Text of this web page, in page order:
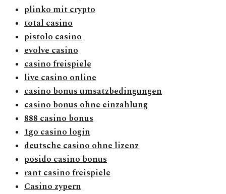
plinko mit crypto
total casino
pistolo casino
evolve casino
casino freispiele
live casino online
casino bonus umsatzbedingungen
casino bonus ohne einzahlung
888 casino bonus
1go casino login
deutsche casino ohne lizenz
posido casino bonus
rant casino freispiele
Casino zypern